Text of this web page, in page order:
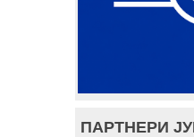
ПАРТНЕРИ